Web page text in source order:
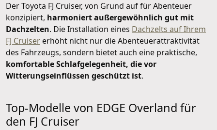
Der Toyota FJ Cruiser, von Grund auf für Abenteuer
konzipiert, harmoniert außergewöhnlich gut mit
Dachzelten. Die Installation eines Dachzelts auf Ihrem
FJ Cruisererhöht nicht nur die Abenteuerattraktivität
des Fahrzeugs, sondern bietet auch eine praktische,
komfortable Schlafgelegenheit, die vor
Witterungseinflüssen geschützt ist.
Top-Modelle von EDGE Overland für
den FJ Cruiser